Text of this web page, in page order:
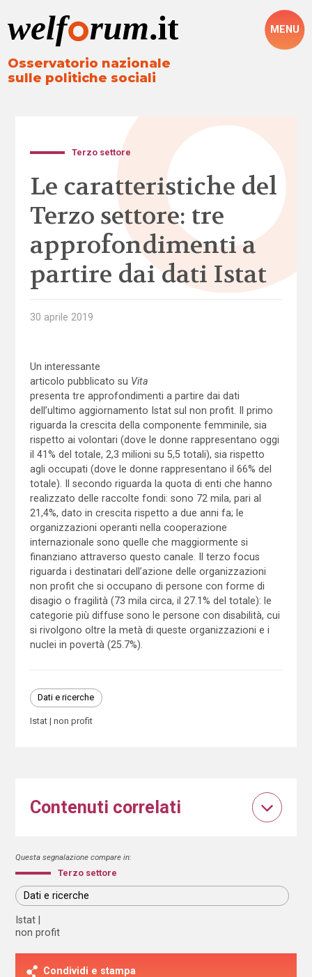
Osservatorio nazionale
sulle politiche sociali
MENU
Terzo settore
Le caratteristiche del
Terzo settore: tre
approfondimenti a
partire dai dati Istat
30 aprile 2019
Un interessante
articolo pubblicato su Vita
presenta tre approfondimenti a partire dai dati
dell’ultimo aggiornamento Istat sul non profit. Il primo
riguarda la crescita della componente femminile, sia
rispetto ai volontari (dove le donne rappresentano oggi
il 41% del totale, 2,3 milioni su 5,5 totali), sia rispetto
agli occupati (dove le donne rappresentano il 66% del
totale). Il secondo riguarda la quota di enti che hanno
realizzato delle raccolte fondi: sono 72 mila, pari al
21,4%, dato in crescita rispetto a due anni fa; le
organizzazioni operanti nella cooperazione
internazionale sono quelle che maggiormente si
finanziano attraverso questo canale. Il terzo focus
riguarda i destinatari dell’azione delle organizzazioni
non profit che si occupano di persone con forme di
disagio o fragilità (73 mila circa, il 27.1% del totale): le
categorie più diffuse sono le persone con disabilità, cui
si rivolgono oltre la metà di queste organizzazioni e i
nuclei in povertà (25.7%).
Dati e ricerche
Istat non profit
Contenuti correlati
Questa segnalazione compare in:
Terzo settore
Dati e ricerche
Istat
non profit
Condividi e stampa